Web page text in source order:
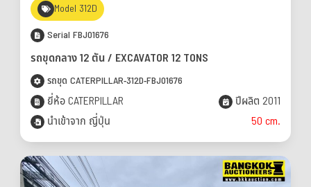
Model 312D
Serial FBJ01676
รถขุดกลาง 12 ตัน / EXCAVATOR 12 TONS
รถขุด CATERPILLAR-312D-FBJ01676
ยี่ห้อ CATERPILLAR
ปีผลิต 2011
นำเข้าจาก ญี่ปุ่น
50 cm.